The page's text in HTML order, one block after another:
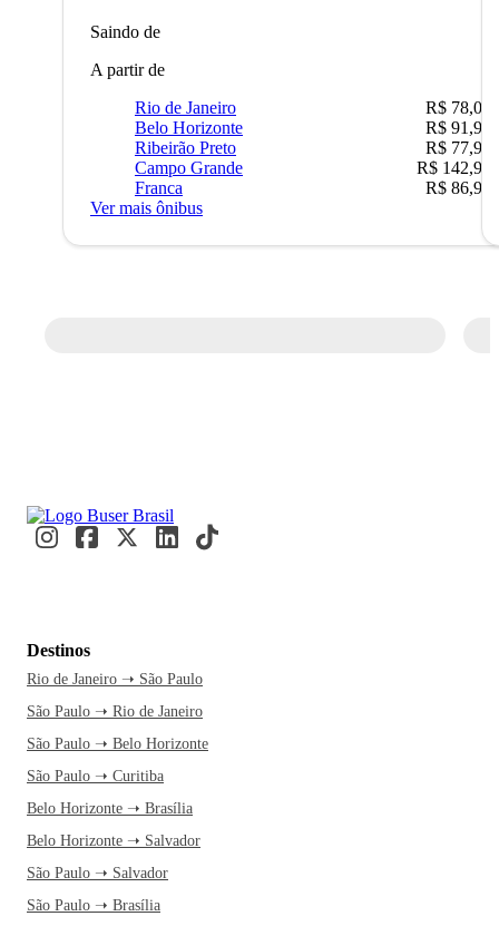
Saindo de
A partir de
Rio de Janeiro
R$ 78,02
Belo Horizonte
R$ 91,90
Ribeirão Preto
R$ 77,90
Campo Grande
R$ 142,90
Franca
R$ 86,90
Ver mais ônibus
Destinos
Rio de Janeiro ➝ São Paulo
São Paulo ➝ Rio de Janeiro
São Paulo ➝ Belo Horizonte
São Paulo ➝ Curitiba
Belo Horizonte ➝ Brasília
Belo Horizonte ➝ Salvador
São Paulo ➝ Salvador
São Paulo ➝ Brasília